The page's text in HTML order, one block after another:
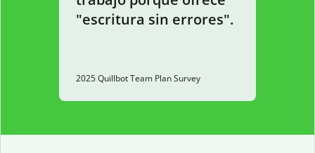
"escritura sin errores".
2025 Quillbot Team Plan Survey